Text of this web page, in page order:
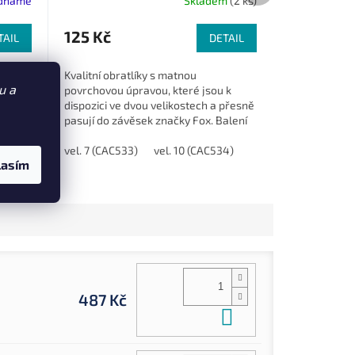
a
125 Kč DETAIL
Kvalitní obratlíky s matnou
povrchovou úpravou, které jsou k
dispozici ve dvou velikostech a přesně
pasují do závěsek značky Fox. Balení
a...
vel. 7 (CAC533) vel. 10 (CAC534)
487 Kč